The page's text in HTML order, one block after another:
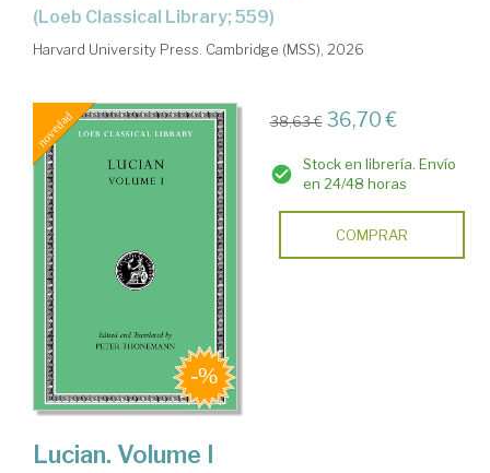
(Loeb Classical Library; 559)
Harvard University Press. Cambridge (MSS), 2026
38,63 € 36,70 €
Stock en librería. Envío
en 24/48 horas
COMPRAR
Lucian. Volume I